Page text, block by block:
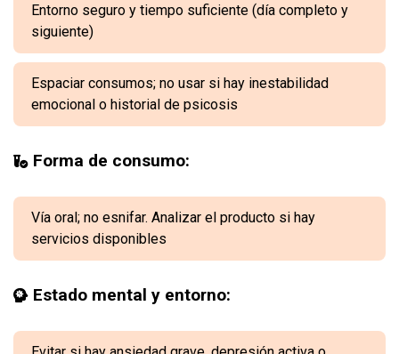
Entorno seguro y tiempo suficiente (día completo y
siguiente)
Espaciar consumos; no usar si hay inestabilidad
emocional o historial de psicosis
Forma de consumo:
Vía oral; no esnifar. Analizar el producto si hay
servicios disponibles
Estado mental y entorno: